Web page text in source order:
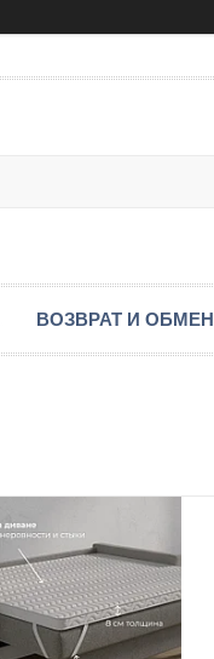
ВОЗВРАТ И ОБМЕН